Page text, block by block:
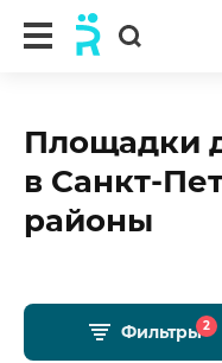
Площадки
в Санкт-
районы
Фильтры2